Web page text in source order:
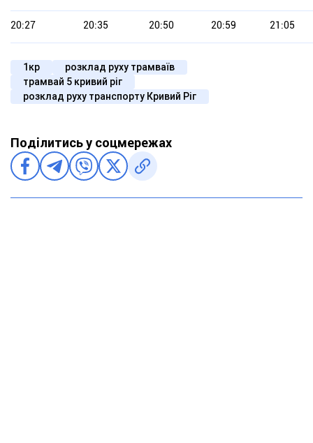
20:27 20:35 20:50 20:59 21:05
1кр
розклад руху трамваїв
трамвай 5 кривий ріг
розклад руху транспорту Кривий Ріг
Поділитись у соцмережах